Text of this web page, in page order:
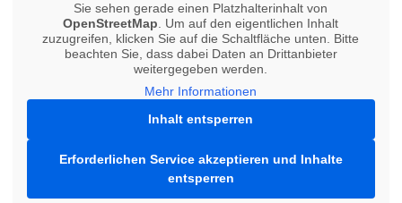
Sie sehen gerade einen Platzhalterinhalt von
OpenStreetMap. Um auf den eigentlichen Inhalt
zuzugreifen, klicken Sie auf die Schaltfläche unten. Bitte
beachten Sie, dass dabei Daten an Drittanbieter
weitergegeben werden.
Mehr Informationen
Inhalt entsperren
Erforderlichen Service akzeptieren und Inhalte
entsperren